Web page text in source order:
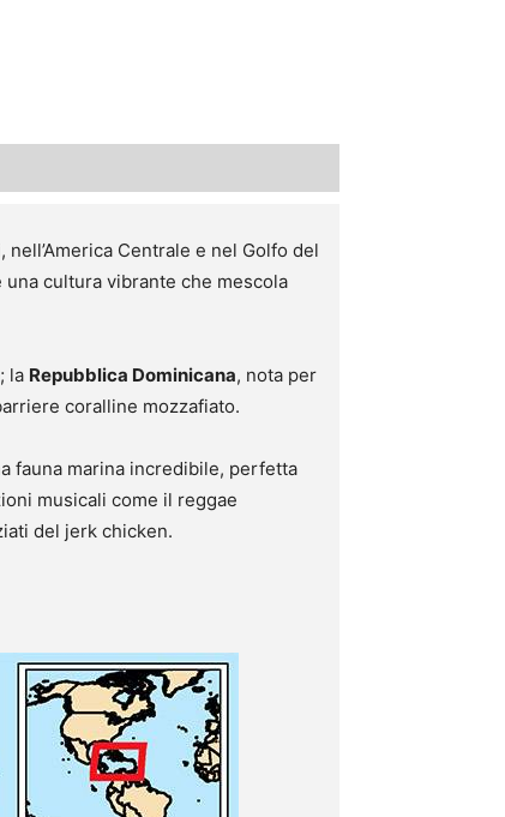
Centrale e nel Golfo del
cultura vibrante che mescola
; la Repubblica Dominicana, nota per
coralline mozzafiato.
fauna marina incredibile, perfetta
musicali come il reggae
del jerk chicken.